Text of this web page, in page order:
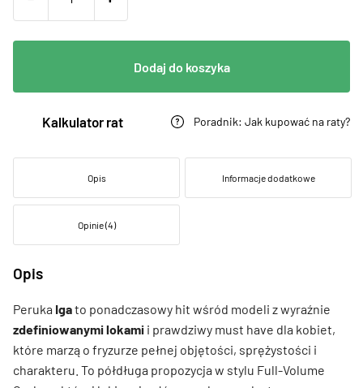
Dodaj do koszyka
Kalkulator rat Poradnik: Jak kupować na raty?
Opis Informacje dodatkowe
Opinie (4)
Opis
Peruka Igato ponadczasowy hit wśród modeli z wyraźnie
zdefiniowanymi lokami i prawdziwy must have dla kobiet,
które marzą o fryzurze pełnej objętości, sprężystości i
charakteru. To półdługa propozycja w stylu Full-Volume